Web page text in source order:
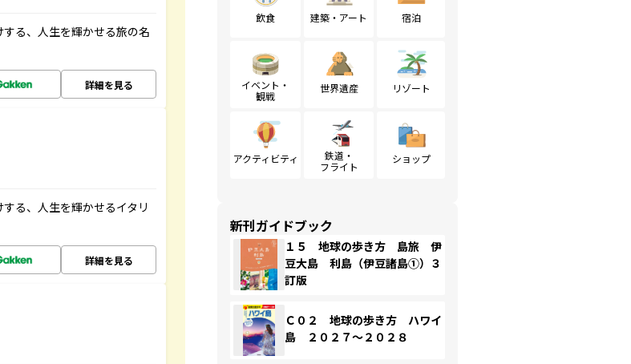
る、人生を輝かせる旅の名
詳細を見る
る、人生を輝かせるイタリ
詳細を見る
飲食 建築・アート 宿泊
イベント・
観戦
世界遺産 リゾート
アクティビティ
鉄道・
フライト
ショップ
新刊ガイドブック
１５ 地球の歩き方 島旅 伊
豆大島 利島（伊豆諸島①）３
訂版
Ｃ０２ 地球の歩き方 ハワイ
島 ２０２７～２０２８